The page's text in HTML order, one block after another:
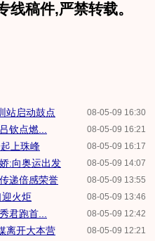
线稿件,严禁转载。
08-05-09 16:30
站启动鼓点
08-05-09 16:21
钦点燃...
08-05-09 16:17
上珠峰
08-05-09 14:07
:向奥运出发
08-05-09 13:55
递倍感荣誉
08-05-09 13:46
火炬
08-05-09 12:42
君跑首...
08-05-09 12:21
离开大本营